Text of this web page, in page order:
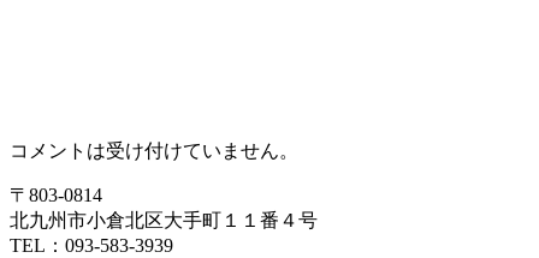
コメントは受け付けていません。
〒803‐0814
北九州市小倉北区大手町１１番４号
TEL：093‐583‐3939